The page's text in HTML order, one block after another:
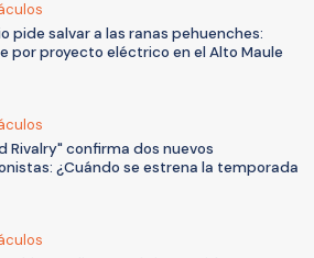
pide salvar a las ranas pehuenches:
por proyecto eléctrico en el Alto Maule
Rivalry" confirma dos nuevos
¿Cuándo se estrena la temporada